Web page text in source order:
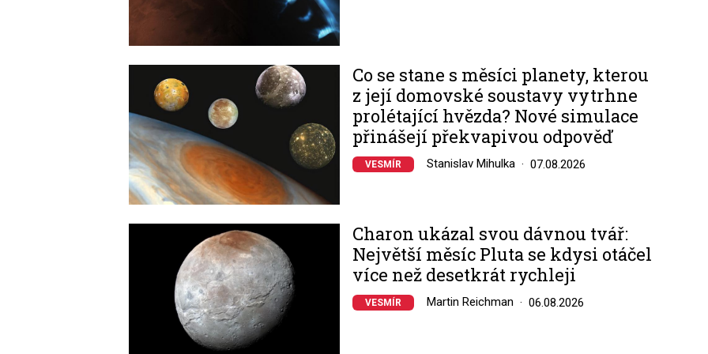
Co se stane s měsíci planety, kterou
z její domovské soustavy vytrhne
prolétající hvězda? Nové simulace
přinášejí překvapivou odpověď
VESMÍR Stanislav Mihulka 07.08.2026
Charon ukázal svou dávnou tvář:
Největší měsíc Pluta se kdysi otáčel
více než desetkrát rychleji
VESMÍR Martin Reichman 06.08.2026